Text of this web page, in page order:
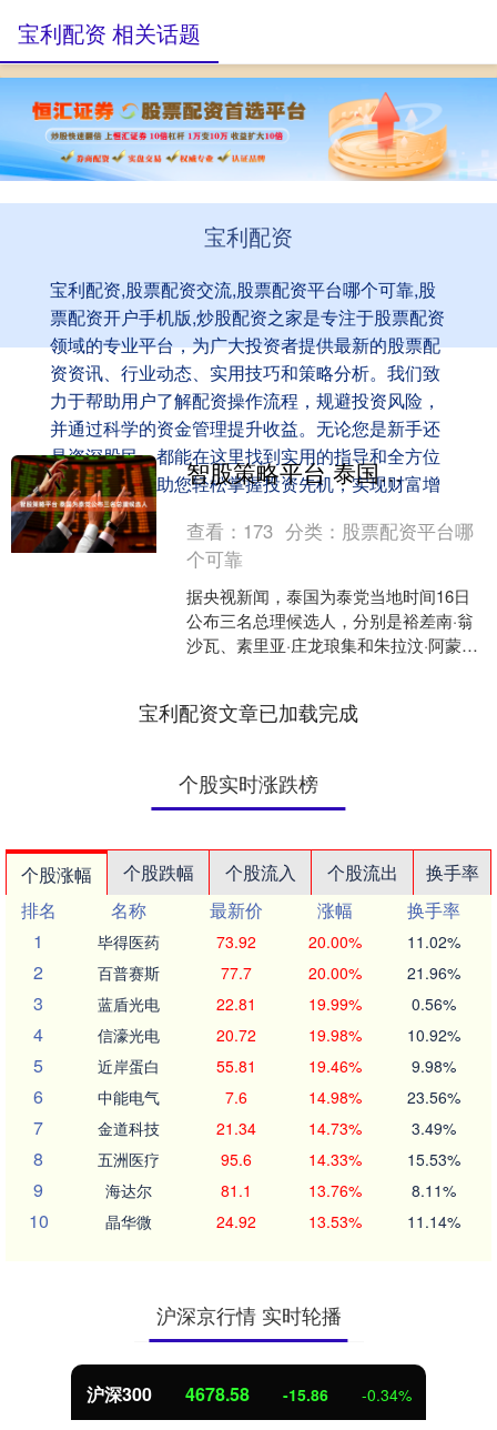
宝利配资
宝利配资,股票配资交流,股票配资平台哪个可靠,股
票配资开户手机版,炒股配资之家是专注于股票配资
领域的专业平台，为广大投资者提供最新的股票配
资资讯、行业动态、实用技巧和策略分析。我们致
力于帮助用户了解配资操作流程，规避投资风险，
并通过科学的资金管理提升收益。无论您是新手还
是资深股民，都能在这里找到实用的指导和全方位
的服务支持，助您轻松掌握投资先机，实现财富增
值。
宝利配资 相关话题
智股策略平台 泰国为泰党公布三名总理候选人
查看： 173 分类： 股票配资平台哪
个可靠
据央视新闻，泰国为泰党当地时间16日
公布三名总理候选人，分别是裕差南·翁
沙瓦、素里亚·庄龙琅集和朱拉汶·阿蒙威
宝利配资文章已加载完成
个股实时涨跌榜
个股涨幅 个股跌幅 个股流入 个股流出
换手率
排名
名称 最新价 涨幅
换手率
1
毕得医药 73.92 20.00% 11.02%
2 百普赛斯 77.7 20.00% 21.96%
3 蓝盾光电 22.81 19.99% 0.56%
4 信濠光电 20.72 19.98% 10.92%
5 近岸蛋白 55.81 19.46% 9.98%
6 中能电气 7.6 14.98% 23.56%
7 金道科技 21.34 14.73% 3.49%
8 五洲医疗 95.6 14.33% 15.53%
9 海达尔 81.1 13.76% 8.11%
10 晶华微 24.92 13.53% 11.14%
沪深京行情 实时轮播
北证50 1123.41 -10.83 -0.95%